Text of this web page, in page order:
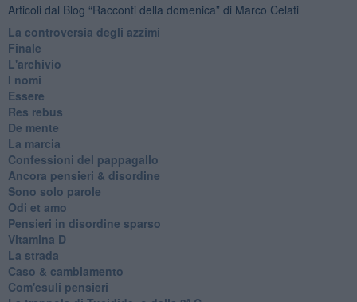
Articoli dal Blog “Racconti della domenica” di Marco Celati
La controversia degli azzimi
Finale
L'archivio
I nomi
Essere
Res rebus
De mente
La marcia
Confessioni del pappagallo
Ancora pensieri & disordine
Sono solo parole
Odi et amo
Pensieri in disordine sparso
Vitamina D
La strada
Caso & cambiamento
Com'esuli pensieri